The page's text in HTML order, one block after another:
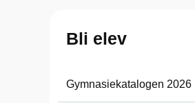
Bli elev
Gymnasiekatalogen 2026